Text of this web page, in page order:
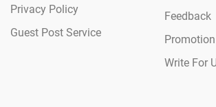
Privacy Policy
Guest Post Service
Feedback
Write For